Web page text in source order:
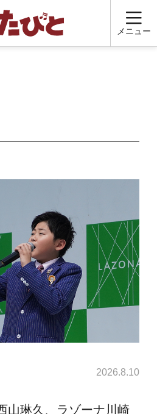
メニュー
2026.8.10
山琳久、ラゾーナ川崎